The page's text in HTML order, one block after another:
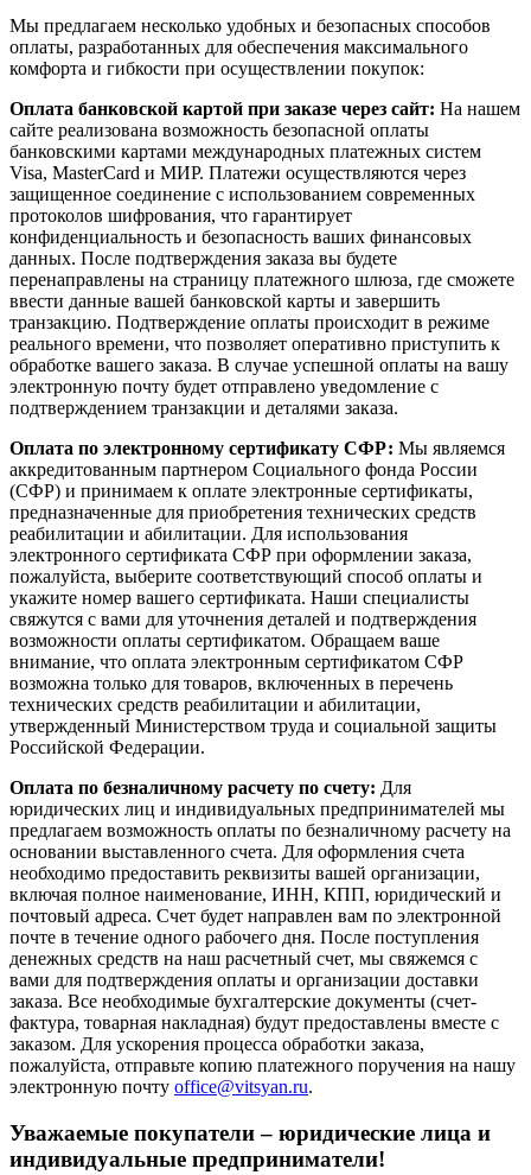
Мы предлагаем несколько удобных и безопасных способов
оплаты, разработанных для обеспечения максимального
комфорта и гибкости при осуществлении покупок:
Оплата банковской картой при заказе через сайт: На нашем
сайте реализована возможность безопасной оплаты
банковскими картами международных платежных систем
Visa, MasterCard и МИР. Платежи осуществляются через
защищенное соединение с использованием современных
протоколов шифрования, что гарантирует
конфиденциальность и безопасность ваших финансовых
данных. После подтверждения заказа вы будете
перенаправлены на страницу платежного шлюза, где сможете
ввести данные вашей банковской карты и завершить
транзакцию. Подтверждение оплаты происходит в режиме
реального времени, что позволяет оперативно приступить к
обработке вашего заказа. В случае успешной оплаты на вашу
электронную почту будет отправлено уведомление с
подтверждением транзакции и деталями заказа.
Оплата по электронному сертификату СФР: Мы являемся
аккредитованным партнером Социального фонда России
(СФР) и принимаем к оплате электронные сертификаты,
предназначенные для приобретения технических средств
реабилитации и абилитации. Для использования
электронного сертификата СФР при оформлении заказа,
пожалуйста, выберите соответствующий способ оплаты и
укажите номер вашего сертификата. Наши специалисты
свяжутся с вами для уточнения деталей и подтверждения
возможности оплаты сертификатом. Обращаем ваше
внимание, что оплата электронным сертификатом СФР
возможна только для товаров, включенных в перечень
технических средств реабилитации и абилитации,
утвержденный Министерством труда и социальной защиты
Российской Федерации.
Оплата по безналичному расчету по счету: Для
юридических лиц и индивидуальных предпринимателей мы
предлагаем возможность оплаты по безналичному расчету на
основании выставленного счета. Для оформления счета
необходимо предоставить реквизиты вашей организации,
включая полное наименование, ИНН, КПП, юридический и
почтовый адреса. Счет будет направлен вам по электронной
почте в течение одного рабочего дня. После поступления
денежных средств на наш расчетный счет, мы свяжемся с
вами для подтверждения оплаты и организации доставки
заказа. Все необходимые бухгалтерские документы (счет-
фактура, товарная накладная) будут предоставлены вместе с
заказом. Для ускорения процесса обработки заказа,
пожалуйста, отправьте копию платежного поручения на нашу
электронную почту office@vitsyan.ru.
Уважаемые покупатели – юридические лица и
индивидуальные предприниматели!